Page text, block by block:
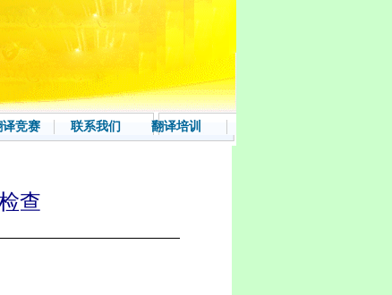
译竞赛 联系我们 翻译培训
查